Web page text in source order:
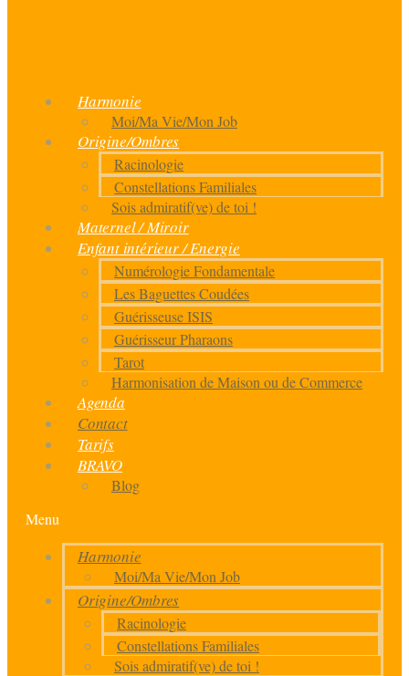
Harmonie
Moi/Ma Vie/Mon Job
Origine/Ombres
Racinologie
Constellations Familiales
Sois admiratif(ve) de toi !
Maternel / Miroir
Enfant intérieur / Energie
Numérologie Fondamentale
Les Baguettes Coudées
Guérisseuse ISIS
Guérisseur Pharaons
Tarot
Harmonisation de Maison ou de Commerce
Agenda
Contact
Tarifs
BRAVO
Blog
Menu
Harmonie
Moi/Ma Vie/Mon Job
Origine/Ombres
Racinologie
Constellations Familiales
Sois admiratif(ve) de toi !